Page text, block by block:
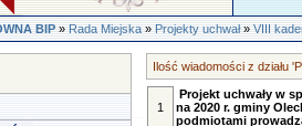
BIP»Rada Miejska»Projekty uchwał»VIII
Ilość wiadomości z działu
1
Projekt uchwały w
na 2020 r. gminy
podmiotami